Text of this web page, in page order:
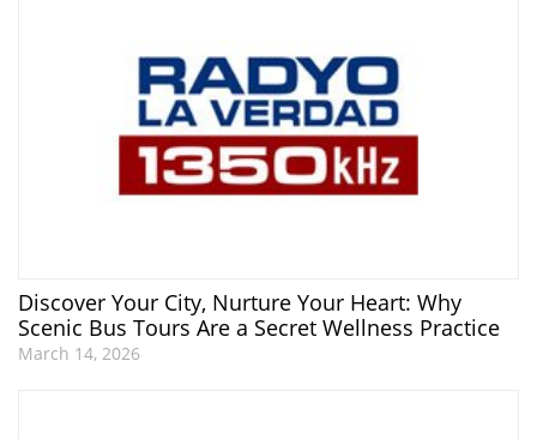
Discover Your City, Nurture Your Heart: Why
Scenic Bus Tours Are a Secret Wellness Practice
March 14, 2026